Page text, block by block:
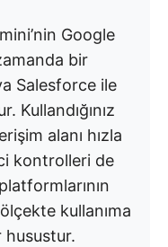
Google
bir
Salesforce ile
Kullandığınız
alanı hızla
kontrolleri de
kullanıma
husustur.